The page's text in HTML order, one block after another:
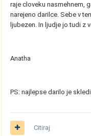
raje cloveku nasmehnem,
narejeno darilce. Sebe v
ljubezen. In ljudje jo tudi z
Anatha
PS: najlepse darilo je
Citiraj